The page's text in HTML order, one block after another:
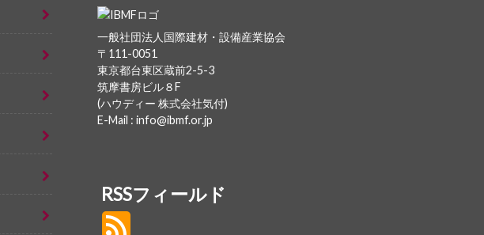
一般社団法人国際建材・設備産業協会
〒111-0051
東京都台東区蔵前2-5-3
筑摩書房ビル８F
(ハウディー 株式会社気付)
E-Mail : info@ibmf.or.jp
RSSフィールド